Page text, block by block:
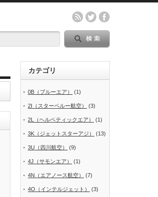
カテゴリ
0B（ブルーエア） (1)
2I（スターペルー航空） (3)
2L（ヘルベティックエア） (1)
3K（ジェットスターアジ） (13)
3U（四川航空） (9)
4J（サモンエア） (1)
4N（エアノース航空） (7)
4O（インテルジェット） (3)